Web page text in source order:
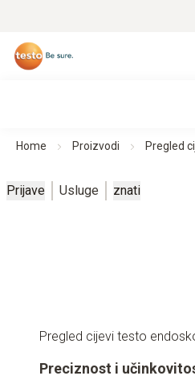
Home Proizvodi Pregled
Prijave Usluge znati
Pregled cijevi testo
Preciznost i